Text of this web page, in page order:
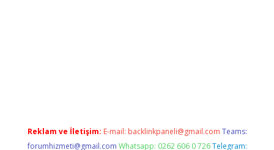
Reklam ve İletişim: E-mail: backlinkpaneli@gmail.com Teams:
forumhizmeti@gmail.com Whatsapp: 0262 606 0 726 Telegram: